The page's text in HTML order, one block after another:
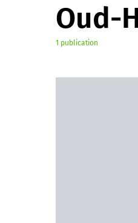
Oud-
1 publication